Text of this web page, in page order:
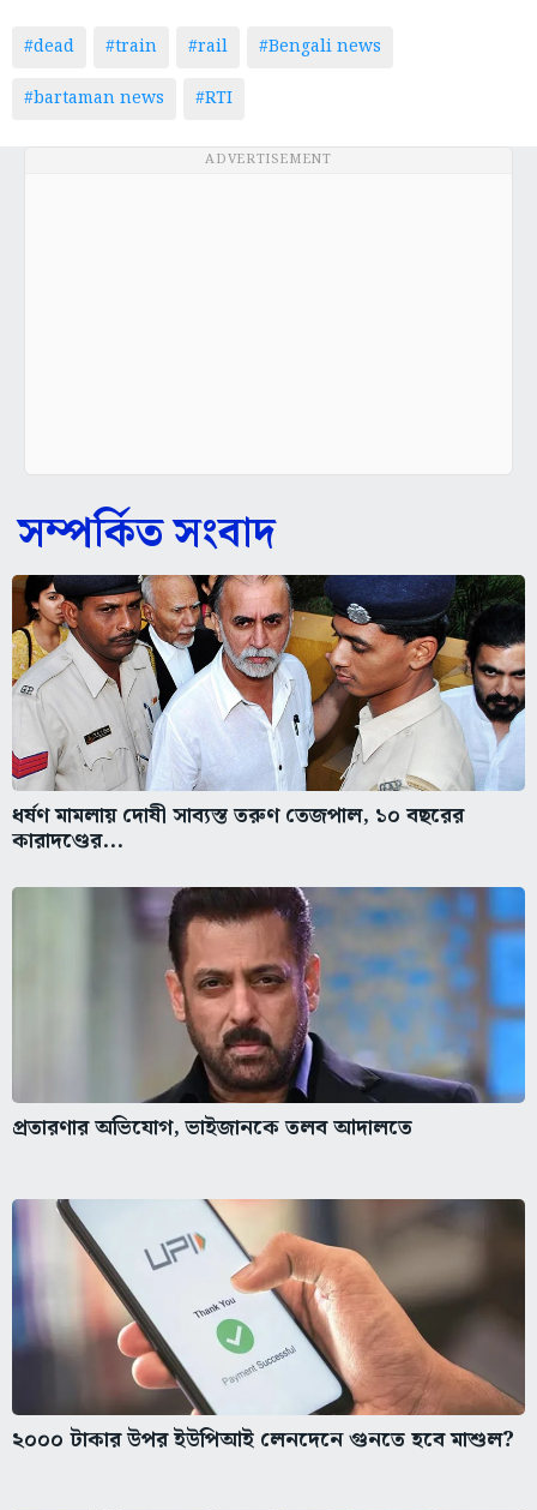
#dead #train #rail
#Bengali news
#bartaman news
#RTI
ADVERTISEMENT
সম্পর্কিত সংবাদ
ধর্ষণ মামলায় দোষী সাব্যস্ত তরুণ তেজপাল, ১০ বছরের
কারাদণ্ডের...
প্রতারণার অভিযোগ, ভাইজানকে তলব আদালতে
২০০০ টাকার উপর ইউপিআই লেনদেনে গুনতে হবে মাশুল?